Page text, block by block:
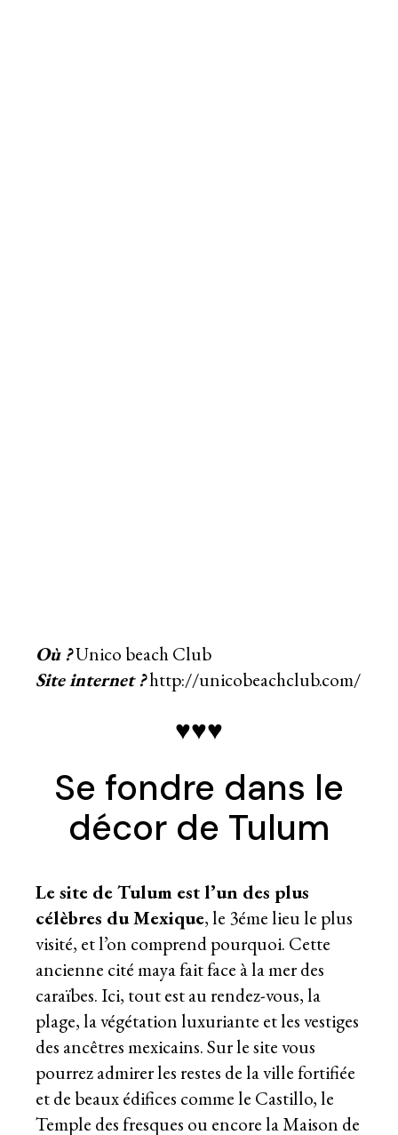
Où ?Unico beach Club
Site internet ?http://unicobeachclub.com/
♥♥♥
Se fondre dans le
décor de Tulum
Le site de Tulum est l’un des plus
célèbres du Mexique, le 3éme lieu le plus
visité, et l’on comprend pourquoi. Cette
ancienne cité maya fait face à la mer des
caraïbes. Ici, tout est au rendez-vous, la
plage, la végétation luxuriante et les vestiges
des ancêtres mexicains. Sur le site vous
pourrez admirer les restes de la ville fortifiée
et de beaux édifices comme le Castillo, le
Temple des fresques ou encore la Maison de